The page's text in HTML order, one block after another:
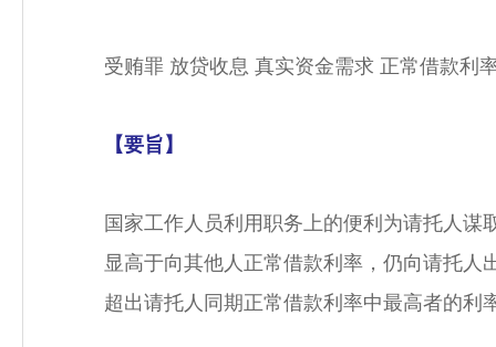
受贿罪 放贷收息 真实资金需求 正常借款利
【要旨】
国家工作人员利用职务上的便利为请托人
显高于向其他人正常借款利率，仍向请托
超出请托人同期正常借款利率中最高者的利